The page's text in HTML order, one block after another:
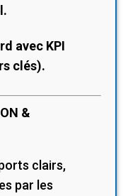
avec KPI
clés).
&
clairs,
par les